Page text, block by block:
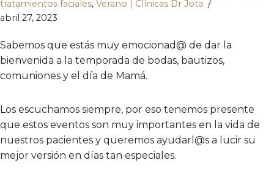
tratamientos faciales, Verano | Clínicas Dr Jota
abril 27, 2023
Sabemos que estás muy emocionad@ de dar la
bienvenida a la temporada de bodas, bautizos,
comuniones y el día de Mamá.
Los escuchamos siempre, por eso tenemos presente
que estos eventos son muy importantes en la vida de
nuestros pacientes y queremos ayudarl@s a lucir su
mejor versión en días tan especiales.